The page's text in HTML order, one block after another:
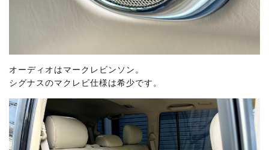
オーディオはマークレビンソン。
シグナスのマクレビ仕様は希少です。